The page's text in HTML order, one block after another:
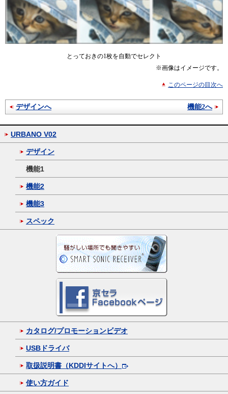
とっておきの1枚を自動でセレクト
※画像はイメージです。
このページの目次へ
機能2へ
デザインへ
URBANO V02
デザイン
機能1
機能2
機能3
スペック
カタログ/プロモーションビデオ
USBドライバ
取扱説明書（KDDIサイトへ）
使い方ガイド